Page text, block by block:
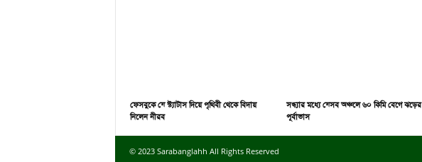
ফেসবুকে যে স্ট্যাটাস দিয়ে পৃথিবী থেকে বিদায়
নিলেন নীরব
সন্ধ্যার মধ্যে যেসব অঞ্চলে ৬০ কিমি বেগে ঝড়ের
পূর্বাভাস
© 2023 Sarabanglahh All Rights Reserved